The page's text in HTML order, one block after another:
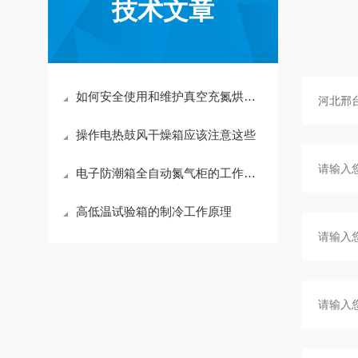
技术文章
如何安全使用和维护真空充氮烘箱？
操作电热鼓风干燥箱应该注意这些
电子防潮箱全自动氮气柜的工作原理及湿度范围选型-售后保证
高低温试验箱的制冷工作原理